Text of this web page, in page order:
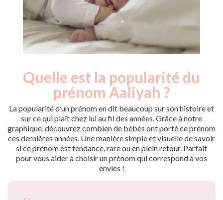
Quelle est la popularité du
prénom Aaliyah ?
La popularité d’un prénom en dit beaucoup sur son histoire et
sur ce qui plaît chez lui au fil des années. Grâce à notre
graphique, découvrez combien de bébés ont porté ce prénom
ces dernières années. Une manière simple et visuelle de savoir
si ce prénom est tendance, rare ou en plein retour. Parfait
pour vous aider à choisir un prénom qui correspond à vos
envies !
Année
Nouveaux-
nés
2010
18
2011
18
2012
20
2013
26
2014
31
2015
23